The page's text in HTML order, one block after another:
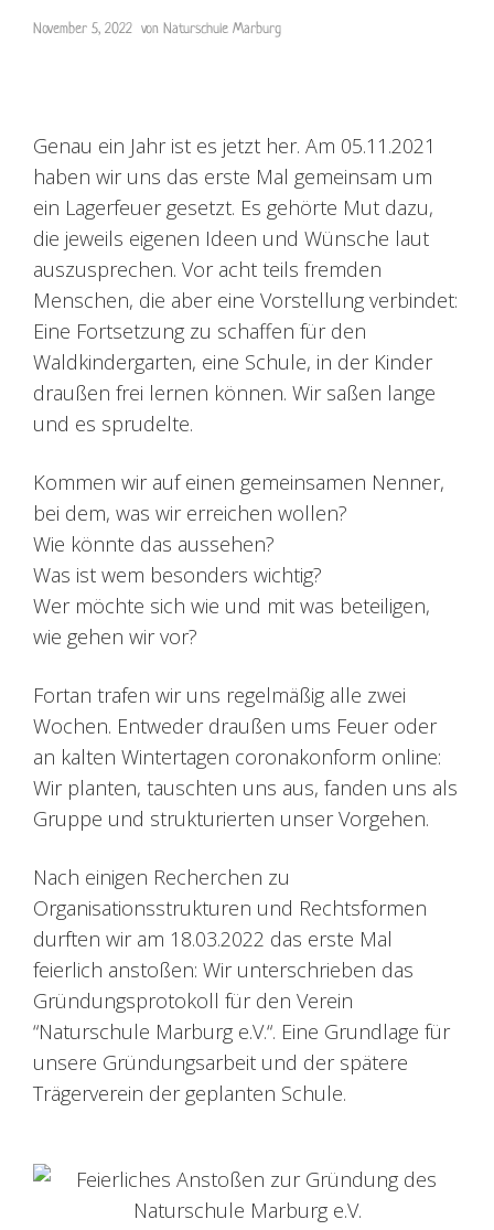
November 5, 2022 von Naturschule Marburg
Genau ein Jahr ist es jetzt her. Am 05.11.2021
haben wir uns das erste Mal gemeinsam um
ein Lagerfeuer gesetzt. Es gehörte Mut dazu,
die jeweils eigenen Ideen und Wünsche laut
auszusprechen. Vor acht teils fremden
Menschen, die aber eine Vorstellung verbindet:
Eine Fortsetzung zu schaffen für den
Waldkindergarten, eine Schule, in der Kinder
draußen frei lernen können. Wir saßen lange
und es sprudelte.
Kommen wir auf einen gemeinsamen Nenner,
bei dem, was wir erreichen wollen?
Wie könnte das aussehen?
Was ist wem besonders wichtig?
Wer möchte sich wie und mit was beteiligen,
wie gehen wir vor?
Fortan trafen wir uns regelmäßig alle zwei
Wochen. Entweder draußen ums Feuer oder
an kalten Wintertagen coronakonform online:
Wir planten, tauschten uns aus, fanden uns als
Gruppe und strukturierten unser Vorgehen.
Nach einigen Recherchen zu
Organisationsstrukturen und Rechtsformen
durften wir am 18.03.2022 das erste Mal
feierlich anstoßen: Wir unterschrieben das
Gründungsprotokoll für den Verein
“Naturschule Marburg e.V.“. Eine Grundlage für
unsere Gründungsarbeit und der spätere
Trägerverein der geplanten Schule.